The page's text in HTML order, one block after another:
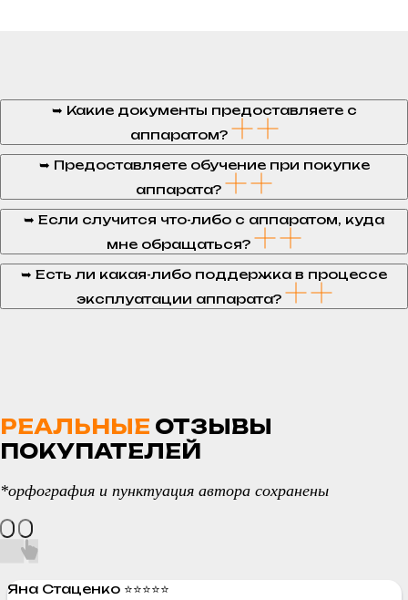
➥ Какие документы предоставляете с
аппаратом?
➥ Предоставляете обучение при покупке
аппарата?
➥ Если случится что-либо с аппаратом, куда
мне обращаться?
➥ Есть ли какая-либо поддержка в процессе
эксплуатации аппарата?
РЕАЛЬНЫЕ ОТЗЫВЫ
ПОКУПАТЕЛЕЙ
*орфография и пунктуация автора сохранены
Яна Стаценко ⭐⭐⭐⭐⭐